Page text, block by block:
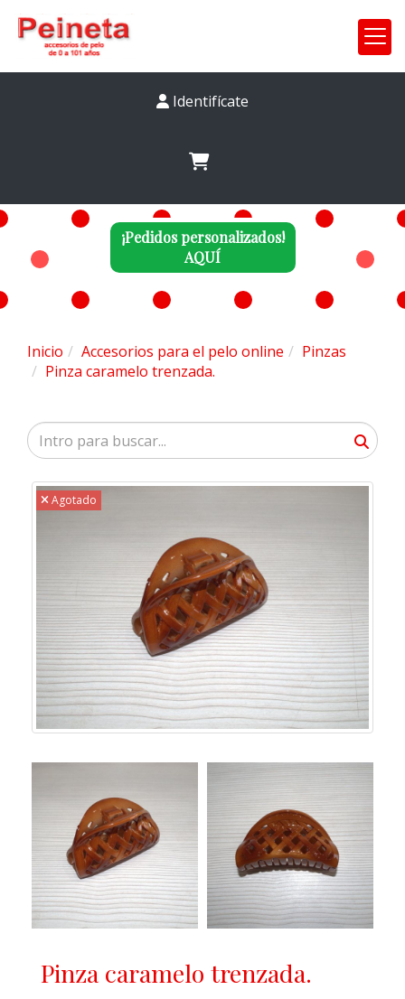
Identifícate
¡Pedidos personalizados!
AQUÍ
Inicio Accesorios para el pelo online
Pinzas
Pinza caramelo trenzada.
Agotado
Pinza caramelo trenzada.